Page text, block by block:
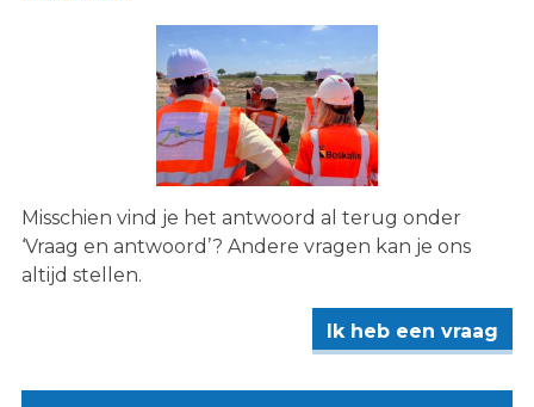
Misschien vind je het antwoord al terug onder
‘Vraag en antwoord’? Andere vragen kan je ons
altijd stellen.
Ik heb een vraag